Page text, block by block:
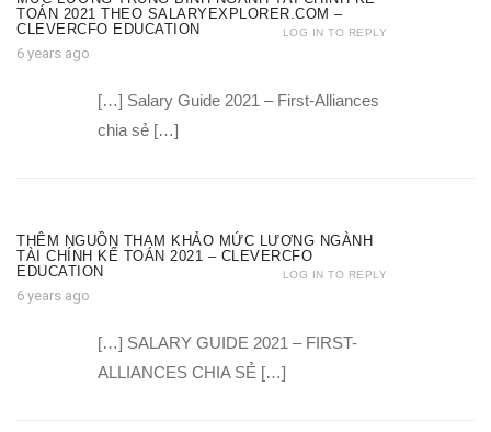
TOÁN 2021 THEO SALARYEXPLORER.COM –
CLEVERCFO EDUCATION
6 years ago
LOG IN TO REPLY
[…] Salary Guide 2021 – First-Alliances
chia sẻ […]
THÊM NGUỒN THAM KHẢO MỨC LƯƠNG NGÀNH
TÀI CHÍNH KẾ TOÁN 2021 – CLEVERCFO
EDUCATION
6 years ago
LOG IN TO REPLY
[…] SALARY GUIDE 2021 – FIRST-
ALLIANCES CHIA SẺ […]